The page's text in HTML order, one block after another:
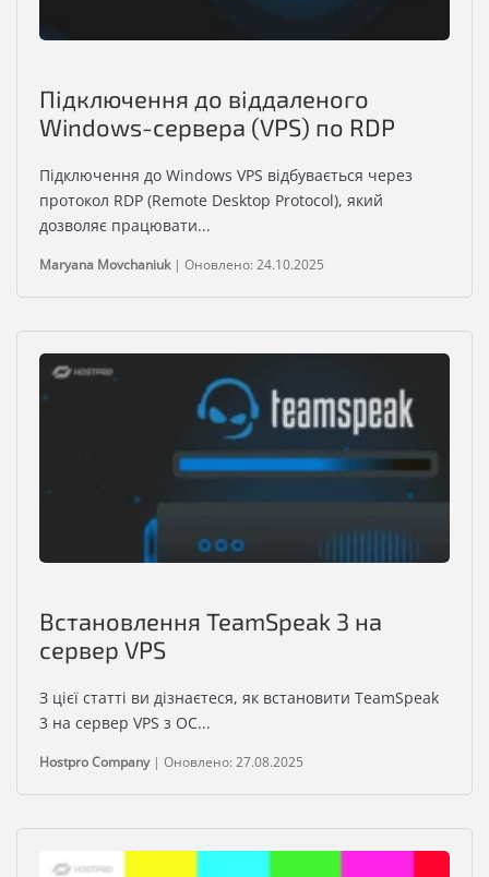
Підключення до віддаленого
Windows-сервера (VPS) по RDP
Підключення до Windows VPS відбувається через
протокол RDP (Remote Desktop Protocol), який
дозволяє працювати...
Maryana Movchaniuk| Оновлено: 24.10.2025
Встановлення TeamSpeak 3 на
сервер VPS
З цієї статті ви дізнаєтеся, як встановити TeamSpeak
3 на сервер VPS з ОС...
Hostpro Company| Оновлено: 27.08.2025